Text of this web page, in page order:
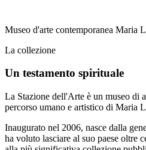
Museo d'arte contemporanea Maria
La collezione
Un testamento spirituale
La Stazione dell'Arte è un museo di
percorso umano e artistico di Maria
Inaugurato nel 2006, nasce dalla
ha voluto lasciare al suo paese oltre